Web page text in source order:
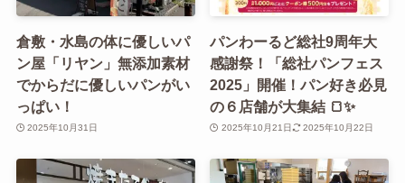
倉敷・水島の体に優しいパ
ン屋「リヤン」無添加素材
でからだに優しいパンがい
っぱい！
2025年10月31日
パンわーるど総社9周年大
感謝祭！「総社パンフェス
2025」開催！パン好き必見
の６店舗が大集結 🍞✨
2025年10月21日 2025年10月22日